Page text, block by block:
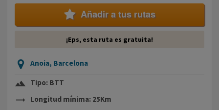
Añadir a tus rutas
¡Eps, esta ruta es gratuita!
Anoia, Barcelona
terrain Tipo: BTT
trending_flat
Longitud mínima: 25Km